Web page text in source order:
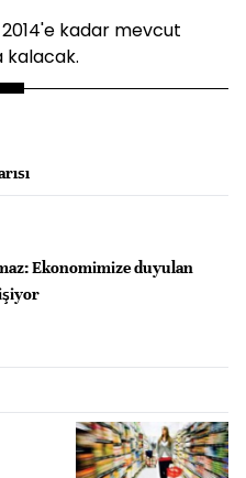
kadar mevcut
kalacak.
Ekonomimize duyulan